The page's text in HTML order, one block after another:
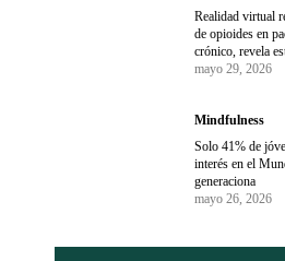
Realidad virtual
de opioides en
crónico, revela
mayo 29, 2026
Mindfulness
Solo 41% de
interés en el
generaciona
mayo 26, 2026